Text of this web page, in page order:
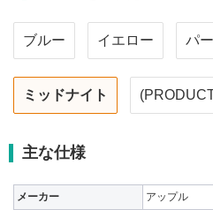
ブルー イエロー パ
ミッドナイト
主な仕様
メーカー アップル